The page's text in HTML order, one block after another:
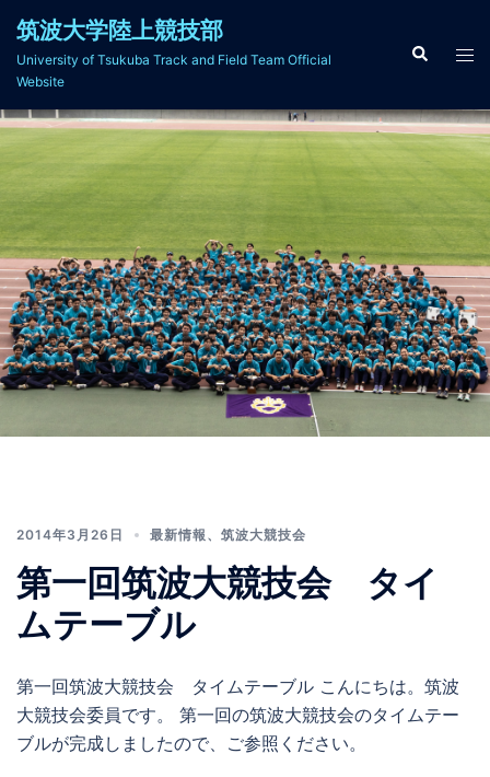
ツ
キ
ッ
プ
筑波大学陸上競技部
University of Tsukuba Track and Field Team Official
Website
検
索
ト
ル
メ
ニ
ュ
ー
2014年3月26日 最新情報 、 筑波大競技会
第一回筑波大競技会 タイ
ムテーブル
第一回筑波大競技会 タイムテーブル こんにちは。筑波
大競技会委員です。 第一回の筑波大競技会のタイムテー
ブルが完成しましたので、ご参照ください。